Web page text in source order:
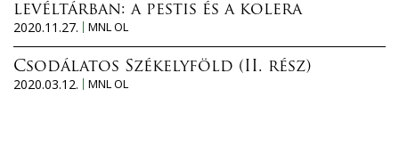
levéltárban: a pestis és a kolera
2020.11.27.
MNL OL
Csodálatos Székelyföld (II. rész)
2020.03.12.
MNL OL